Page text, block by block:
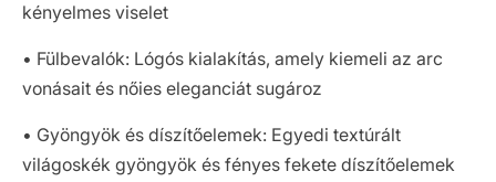
kényelmes viselet
• Fülbevalók: Lógós kialakítás, amely kiemeli az arc
vonásait és nőies eleganciát sugároz
• Gyöngyök és díszítőelemek: Egyedi textúrált
világoskék gyöngyök és fényes fekete díszítőelemek